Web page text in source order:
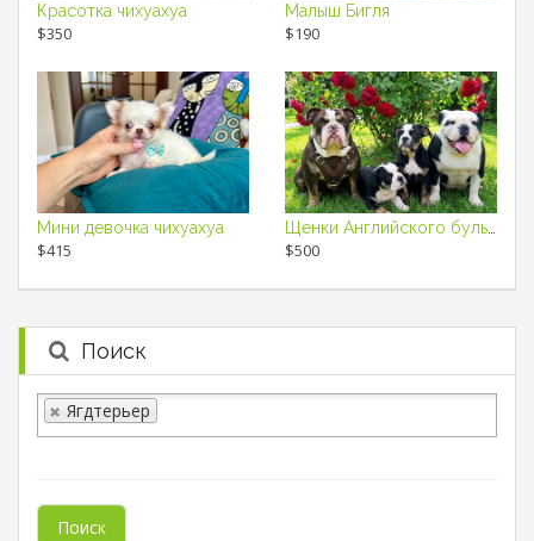
Красотка чихуахуа
$350
Малыш Бигля
$190
Мини девочка чихуахуа
$415
Щенки Английского бульдога
$500
Поиск
Ягдтерьер